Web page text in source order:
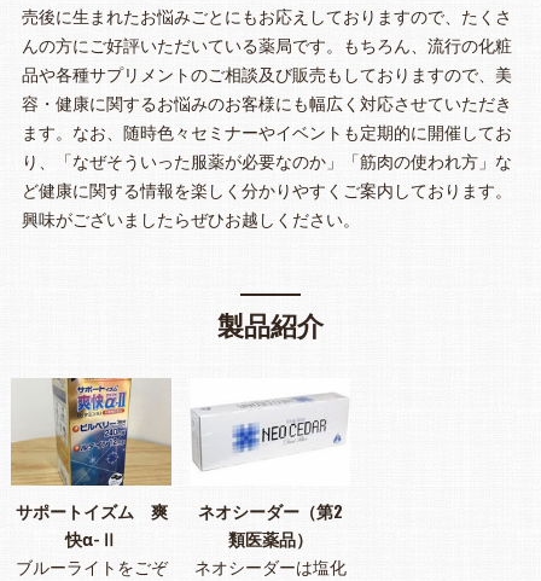
売後に生まれたお悩みごとにもお応えしておりますので、たくさ
んの方にご好評いただいている薬局です。もちろん、流行の化粧
品や各種サプリメントのご相談及び販売もしておりますので、美
容・健康に関するお悩みのお客様にも幅広く対応させていただき
ます。なお、随時色々セミナーやイベントも定期的に開催してお
り、「なぜそういった服薬が必要なのか」「筋肉の使われ方」な
ど健康に関する情報を楽しく分かりやすくご案内しております。
興味がございましたらぜひお越しください。
製品紹介
サポートイズム 爽
快α-Ⅱ
ブルーライトをごぞ
ネオシーダー（第2
類医薬品）
ネオシーダーは塩化